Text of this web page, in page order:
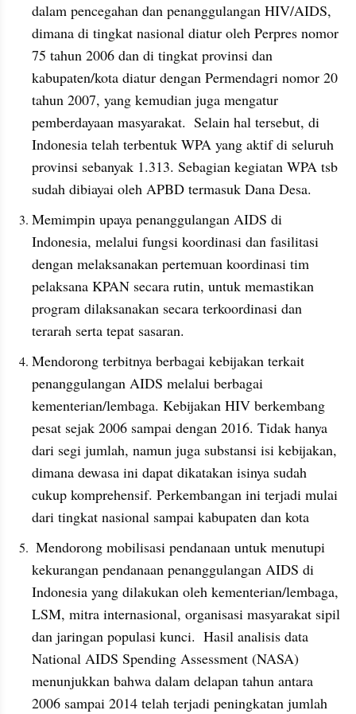
dalam pencegahan dan penanggulangan HIV/AIDS,
dimana di tingkat nasional diatur oleh Perpres nomor
75 tahun 2006 dan di tingkat provinsi dan
kabupaten/kota diatur dengan Permendagri nomor 20
tahun 2007, yang kemudian juga mengatur
pemberdayaan masyarakat.  Selain hal tersebut, di
Indonesia telah terbentuk WPA yang aktif di seluruh
provinsi sebanyak 1.313. Sebagian kegiatan WPA tsb
sudah dibiayai oleh APBD termasuk Dana Desa.
Memimpin upaya penanggulangan AIDS di
Indonesia, melalui fungsi koordinasi dan fasilitasi
dengan melaksanakan pertemuan koordinasi tim
pelaksana KPAN secara rutin, untuk memastikan
program dilaksanakan secara terkoordinasi dan
terarah serta tepat sasaran.
Mendorong terbitnya berbagai kebijakan terkait
penanggulangan AIDS melalui berbagai
kementerian/lembaga. Kebijakan HIV berkembang
pesat sejak 2006 sampai dengan 2016. Tidak hanya
dari segi jumlah, namun juga substansi isi kebijakan,
dimana dewasa ini dapat dikatakan isinya sudah
cukup komprehensif. Perkembangan ini terjadi mulai
dari tingkat nasional sampai kabupaten dan kota
kekurangan pendanaan penanggulangan AIDS di
Indonesia yang dilakukan oleh kementerian/lembaga,
LSM, mitra internasional, organisasi masyarakat sipil
dan jaringan populasi kunci.  Hasil analisis data
National AIDS Spending Assessment (NASA)
menunjukkan bahwa dalam delapan tahun antara
2006 sampai 2014 telah terjadi peningkatan jumlah